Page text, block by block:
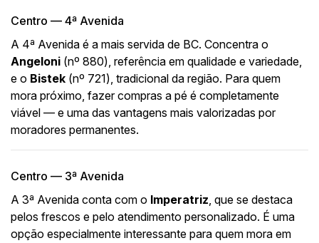
Centro — 4ª Avenida
A 4ª Avenida é a mais servida de BC. Concentra o
Angeloni (nº 880), referência em qualidade e variedade,
e o Bistek (nº 721), tradicional da região. Para quem
mora próximo, fazer compras a pé é completamente
viável — e uma das vantagens mais valorizadas por
moradores permanentes.
Centro — 3ª Avenida
A 3ª Avenida conta com o Imperatriz, que se destaca
pelos frescos e pelo atendimento personalizado. É uma
opção especialmente interessante para quem mora em